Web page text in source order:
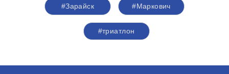
#Зарайск #Маркович
#триатлон